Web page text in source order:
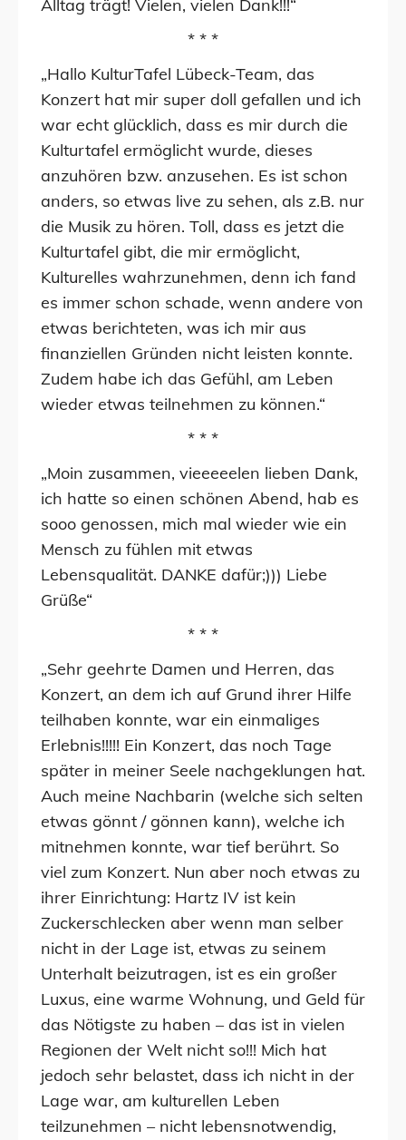
Alltag trägt! Vielen, vielen Dank!!!“
* * *
„Hallo KulturTafel Lübeck-Team, das
Konzert hat mir super doll gefallen und ich
war echt glücklich, dass es mir durch die
Kulturtafel ermöglicht wurde, dieses
anzuhören bzw. anzusehen. Es ist schon
anders, so etwas live zu sehen, als z.B. nur
die Musik zu hören. Toll, dass es jetzt die
Kulturtafel gibt, die mir ermöglicht,
Kulturelles wahrzunehmen, denn ich fand
es immer schon schade, wenn andere von
etwas berichteten, was ich mir aus
finanziellen Gründen nicht leisten konnte.
Zudem habe ich das Gefühl, am Leben
wieder etwas teilnehmen zu können.“
* * *
„Moin zusammen, vieeeeelen lieben Dank,
ich hatte so einen schönen Abend, hab es
sooo genossen, mich mal wieder wie ein
Mensch zu fühlen mit etwas
Lebensqualität. DANKE dafür;))) Liebe
Grüße“
* * *
„Sehr geehrte Damen und Herren, das
Konzert, an dem ich auf Grund ihrer Hilfe
teilhaben konnte, war ein einmaliges
Erlebnis!!!!! Ein Konzert, das noch Tage
später in meiner Seele nachgeklungen hat.
Auch meine Nachbarin (welche sich selten
etwas gönnt / gönnen kann), welche ich
mitnehmen konnte, war tief berührt. So
viel zum Konzert. Nun aber noch etwas zu
ihrer Einrichtung: Hartz IV ist kein
Zuckerschlecken aber wenn man selber
nicht in der Lage ist, etwas zu seinem
Unterhalt beizutragen, ist es ein großer
Luxus, eine warme Wohnung, und Geld für
das Nötigste zu haben – das ist in vielen
Regionen der Welt nicht so!!! Mich hat
jedoch sehr belastet, dass ich nicht in der
Lage war, am kulturellen Leben
teilzunehmen – nicht lebensnotwendig,